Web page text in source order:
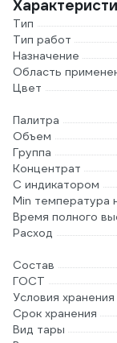
Тип
Тип работ
Назначение
Область
Цвет
Палитра
Объем
Группа
Концентрат
С индикатором
Min температура
Время полного
Расход
Состав
ГОСТ
Условия хранения
Срок хранения
Вид тары